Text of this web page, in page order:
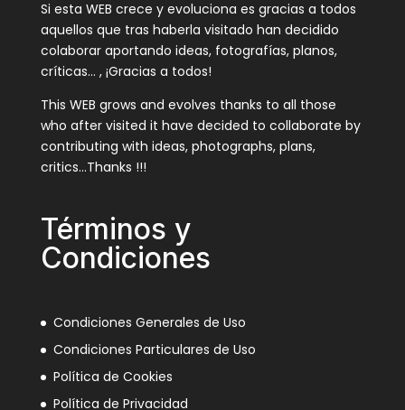
Si esta WEB crece y evoluciona es gracias a todos
aquellos que tras haberla visitado han decidido
colaborar aportando ideas, fotografías, planos,
críticas… , ¡Gracias a todos!
This WEB grows and evolves thanks to all those
who after visited it have decided to collaborate by
contributing with ideas, photographs, plans,
critics…Thanks !!!
Términos y
Condiciones
Condiciones Generales de Uso
Condiciones Particulares de Uso
Política de Cookies
Política de Privacidad